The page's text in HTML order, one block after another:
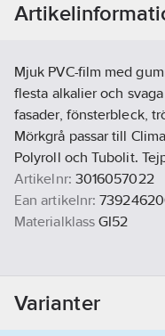
Mjuk PVC-film med
flesta alkalier och
fasader, fönsterbleck,
Mörkgrå passar till
Polyroll och Tubolit.
Artikelnr: 3016057022
Ean artikelnr:
Materialklass GI52
Varianter